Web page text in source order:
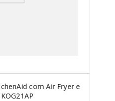
com Air Fryer e